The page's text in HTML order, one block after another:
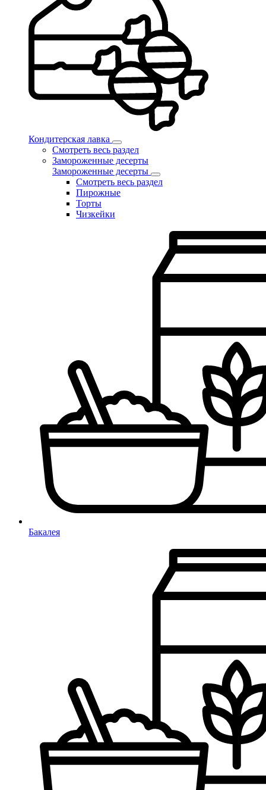
Кондитерская лавка
Смотреть весь раздел
Замороженные десерты
Замороженные десерты
Смотреть весь раздел
Пирожные
Торты
Чизкейки
Бакалея